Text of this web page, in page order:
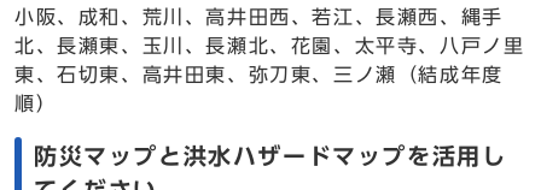
小阪、成和、荒川、高井田西、若江、長瀬西、縄手
北、長瀬東、玉川、長瀬北、花園、太平寺、八戸ノ里
東、石切東、高井田東、弥刀東、三ノ瀬（結成年度
順）
防災マップと洪水ハザードマップを活用し